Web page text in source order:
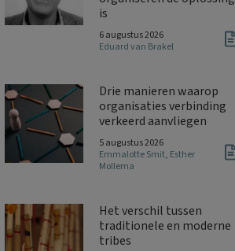
is
6 augustus 2026
Eduard van Brakel
Drie manieren waarop
organisaties verbinding
verkeerd aanvliegen
5 augustus 2026
Emmalotte Smit, Esther
Mollema
Het verschil tussen
traditionele en moderne
tribes